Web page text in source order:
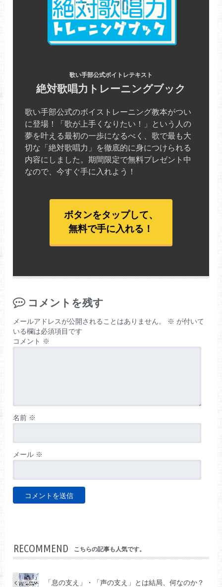
歌い手部公式ボイトレテキスト
絶対歌唱力トレーニングブック
歌い手部公式のボイストレーニング教本がつい
に登場！「歌が上手くなりたい！」という人の
夢を叶える最初の一歩になるべく、歌で最も大
切な「絶対歌唱力」を徹底的に身につけられる
内容にしました。期間限定で無料プレゼント中
なので、今すぐ手に入れよう！
ボタンをタップして、
無料で手に入れる！
コメントを残す
メールアドレスが公開されることはありません。 ※ が付いて
いる欄は必須項目です
コメント ※
名前 ※
メール ※
RECOMMEND こちらの記事も人気です。
「息の支え」・「声の支え」とは結局、何なのか？